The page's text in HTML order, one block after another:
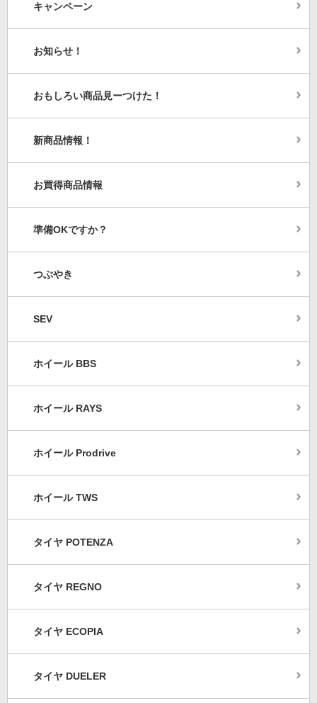
キャンペーン
お知らせ！
おもしろい商品見ーつけた！
新商品情報！
お買得商品情報
準備OKですか？
つぶやき
SEV
ホイール BBS
ホイール RAYS
ホイール Prodrive
ホイール TWS
タイヤ POTENZA
タイヤ REGNO
タイヤ ECOPIA
タイヤ DUELER